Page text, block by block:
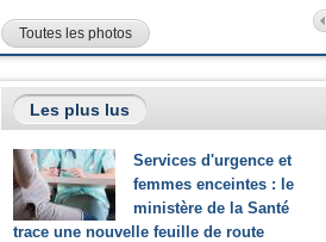
Toutes les photos
Les plus lus
Services d'urgence et
femmes enceintes : le
ministère de la Santé
trace une nouvelle feuille de route